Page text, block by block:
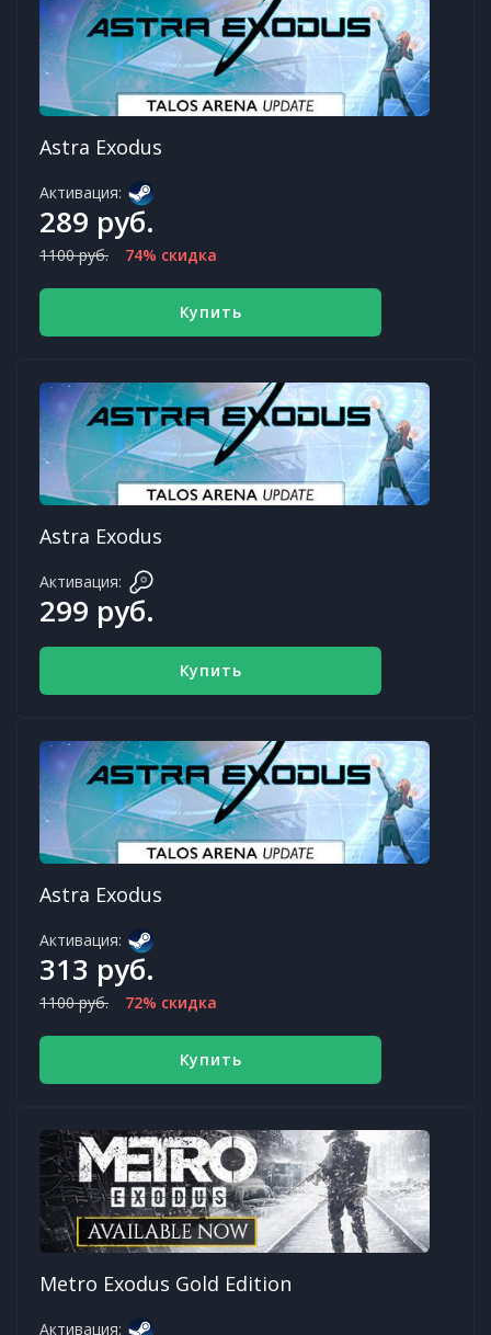
Astra Exodus
Активация:
289 руб.
1100 руб. 74% скидка
Купить
Astra Exodus
Активация:
299 руб.
Купить
Astra Exodus
Активация:
313 руб.
1100 руб. 72% скидка
Купить
Metro Exodus Gold Edition
Активация: